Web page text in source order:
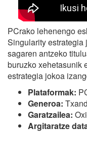
PCrako lehenengo
Singularity
sagaren antzeko
buruzko xehetasunik
estrategia jokoa
Plataformak:
Generoa:
Garatzailea:
Argitaratze